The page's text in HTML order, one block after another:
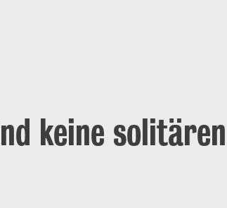
keine solitären